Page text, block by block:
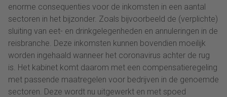
enorme consequenties voor de inkomsten in een aantal
sectoren in het bijzonder. Zoals bijvoorbeeld de (verplichte)
sluiting van eet- en drinkgelegenheden en annuleringen in de
reisbranche. Deze inkomsten kunnen bovendien moeilijk
worden ingehaald wanneer het coronavirus achter de rug
is. Het kabinet komt daarom met een compensatieregeling
met passende maatregelen voor bedrijven in de genoemde
sectoren. Deze wordt nu uitgewerkt en met spoed